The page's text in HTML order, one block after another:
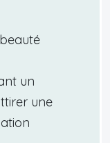
un
une